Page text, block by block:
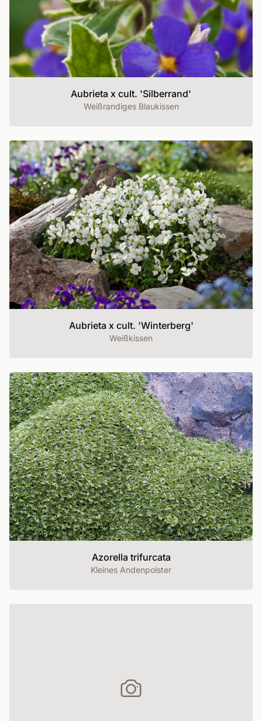
Aubrieta x cult. 'Silberrand'
Weißrandiges Blaukissen
Aubrieta x cult. 'Winterberg'
Weißkissen
Azorella trifurcata
Kleines Andenpolster